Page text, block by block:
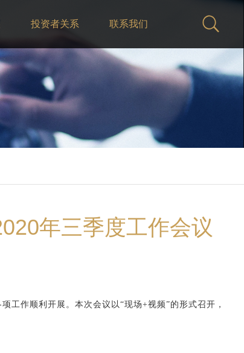
投资者关系 联系我们
年三季度工作会议
工作顺利开展。 本次会议以“现场+视频”的形式召开，